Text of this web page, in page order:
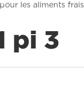
les aliments frais
pi 3